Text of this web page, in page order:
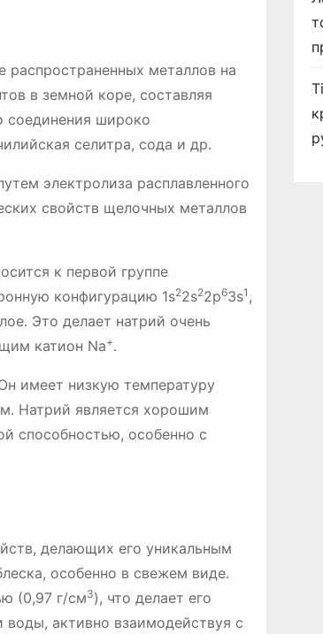
распространенных металлов на
в земной коре, составляя
соединения широко
селитра, сода и др․
электролиза расплавленного
свойств щелочных металлов
к первой группе
конфигурацию 1s22s22p63s1 ,
Это делает натрий очень
катион Na+․
имеет низкую температуру
Натрий является хорошим
способностью, особенно с
делающих его уникальным
особенно в свежем виде․
(0,97 г/см3), что делает его
воды, активно взаимодействуя с